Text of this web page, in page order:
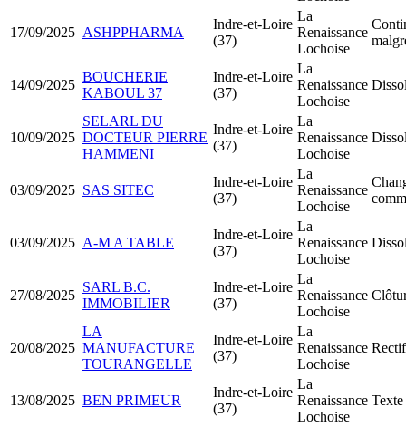
17/09/2025 ASHPPHARMA
Indre-et-Loire
(37)
La
Renaissance
Lochoise
14/09/2025
BOUCHERIE
KABOUL 37
Indre-et-Loire
(37)
La
Renaissance
Lochoise
10/09/2025
SELARL DU
DOCTEUR PIERRE
HAMMENI
Indre-et-Loire
(37)
La
Renaissance
Lochoise
03/09/2025 SAS SITEC
Indre-et-Loire
(37)
La
Renaissance
Lochoise
03/09/2025 A-M A TABLE
Indre-et-Loire
(37)
La
Renaissance
Lochoise
27/08/2025
SARL B.C.
IMMOBILIER
Indre-et-Loire
(37)
La
Renaissance
Lochoise
20/08/2025
LA
MANUFACTURE
TOURANGELLE
Indre-et-Loire
(37)
La
Renaissance
Lochoise
13/08/2025 BEN PRIMEUR
Indre-et-Loire
(37)
La
Renaissance
Lochoise